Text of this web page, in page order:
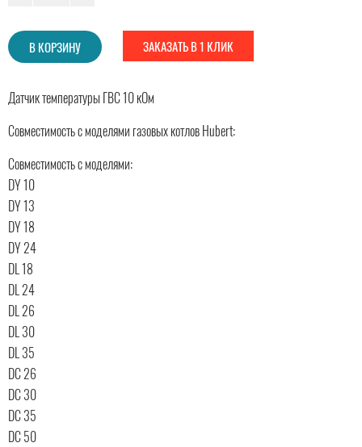
В КОРЗИНУ ЗАКАЗАТЬ В 1 КЛИК
Датчик температуры ГВС 10 кОм
Совместимость с моделями газовых котлов Hubert:
Совместимость с моделями:
DY 10
DY 13
DY 18
DY 24
DL 18
DL 24
DL 26
DL 30
DL 35
DC 26
DC 30
DC 35
DC 50